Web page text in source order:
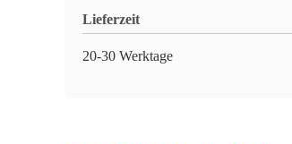
Lieferzeit
20-30 Werktage